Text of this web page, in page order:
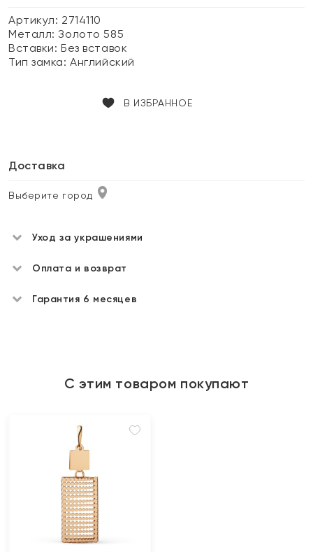
Артикул: 2714110
Металл:Золото 585
Вставки:Без вставок
Тип замка:Английский
В ИЗБРАННОЕ
Доставка
Выберите город
Уход за украшениями
Оплата и возврат
Гарантия 6 месяцев
С этим товаром покупают